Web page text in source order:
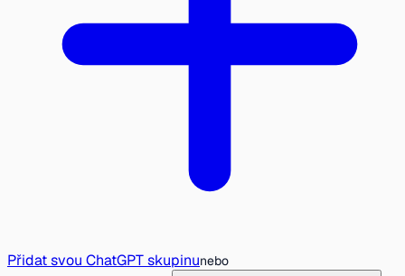
Přidat svou ChatGPT skupinunebo